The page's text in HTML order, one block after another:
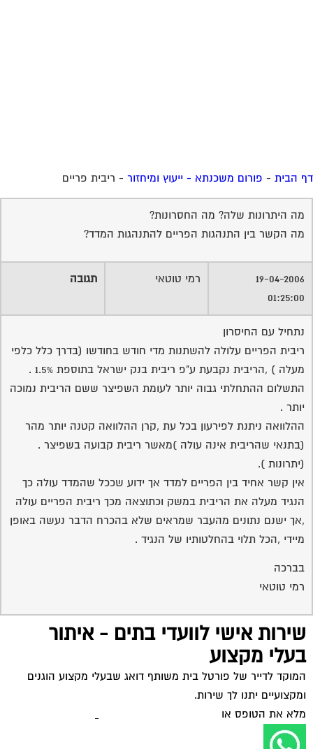
הבית-פורום משכנתא - ייעוץ ומיחזור-ריבית פריים
מה היתרונות שלה? מה החסרונות?
מה הקשר בין התנהגות הפריים להתנהגות המדד?
19-04-2006
01:25:00
רמי טוטאי תגובה
נתחיל עם החיסרון
ריבית הפריים עלולה להשתנות מדי חודש בחודשו (בדרך כלל כלפי
מעלה ) ,הריבית נקבעת ע"פ ריבית בנק ישראל בתוספת 1.5% .
התשלום ההתחלתי גבוה יותר לעומת השפיצר ששם הריבית נמוכה
יותר .
ההלוואה ניתנת לפירעון בכל עת ,קרן ההלוואה קטנה יותר מהר
(בתנאי שהריבית אינה עולה )מאשר ריבית קבועה בשפיצר .
(יתרונות ).
אין קשר אחיד בין הפריים למדד אך ידוע שככל שהמדד עולה כך
הנגיד מעלה את הריבית במשק וכתוצאה מכך ריבית הפריים עולה
,אך ישנם נתונים מהעבר שמראים שלא בהכרח הדבר נעשה באופן
מיידי ,הכל תלוי בהחלטותיו של הנגיד .
בברכה
רמי טוטאי
שירות אישי לוועדי בתים - איתור
בעלי מקצוע
המוקד לדייר של פורטל בית משותף דואג שבעלי מקצוע הוגנים
ומקצועיים יתנו לך שירות.
מלא את הטופס אולחץ לשליחת הודעת ווצאפ